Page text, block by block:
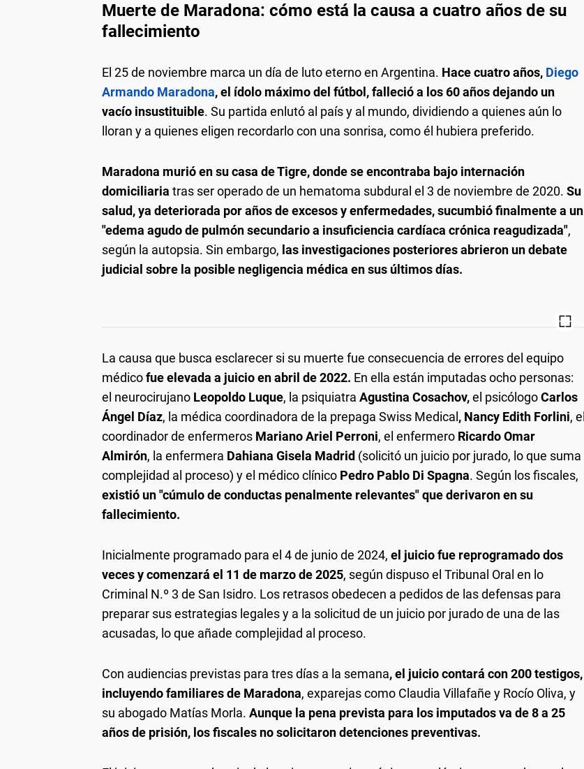
Muerte de Maradona: cómo está la causa a cuatro años de su
fallecimiento
El 25 de noviembre marca un día de luto eterno en Argentina. Hace cuatro años, Diego
Armando Maradona, el ídolo máximo del fútbol, falleció a los 60 años dejando un
vacío insustituible. Su partida enlutó al país y al mundo, dividiendo a quienes aún lo
lloran y a quienes eligen recordarlo con una sonrisa, como él hubiera preferido.
Maradona murió en su casa de Tigre, donde se encontraba bajo internación
domiciliaria tras ser operado de un hematoma subdural el 3 de noviembre de 2020. Su
salud, ya deteriorada por años de excesos y enfermedades, sucumbió finalmente a un
"edema agudo de pulmón secundario a insuficiencia cardíaca crónica reagudizada",
según la autopsia. Sin embargo, las investigaciones posteriores abrieron un debate
judicial sobre la posible negligencia médica en sus últimos días.
La causa que busca esclarecer si su muerte fue consecuencia de errores del equipo
médicofue elevada a juicio en abril de 2022. En ella están imputadas ocho personas:
el neurocirujano Leopoldo Luque, la psiquiatra Agustina Cosachov,el psicólogoCarlos
Ángel Díaz, la médica coordinadora de la prepaga Swiss Medical , Nancy Edith Forlini, el
coordinador de enfermeros Mariano Ariel Perroni, el enfermero Ricardo Omar
Almirón, la enfermera Dahiana Gisela Madrid (solicitó un juicio por jurado, lo que suma
complejidad al proceso) y el médico clínico Pedro Pablo Di Spagna. Según los fiscales,
existió un "cúmulo de conductas penalmente relevantes" que derivaron en su
fallecimiento.
Inicialmente programado para el 4 de junio de 2024, el juicio fue reprogramado dos
veces y comenzará el 11 de marzo de 2025, según dispuso el Tribunal Oral en lo
Criminal N.º 3 de San Isidro. Los retrasos obedecen a pedidos de las defensas para
preparar sus estrategias legales y a la solicitud de un juicio por jurado de una de las
acusadas, lo que añade complejidad al proceso.
Con audiencias previstas para tres días a la semana, el juicio contará con 200 testigos,
incluyendo familiares de Maradona, exparejas como Claudia Villafañe y Rocío Oliva, y
su abogado Matías Morla. Aunque la pena prevista para los imputados va de 8 a 25
años de prisión, los fiscales no solicitaron detenciones preventivas.